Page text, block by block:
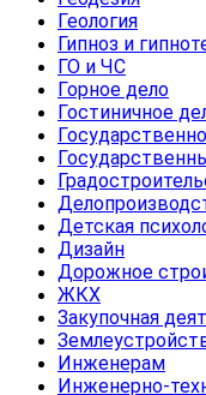
Геология
Гипноз и
ГО и ЧС
Горное дело
Гостиничное
Детская
Дизайн
Дорожное
ЖКХ
Закупочная
Инженерам
Инженерно-